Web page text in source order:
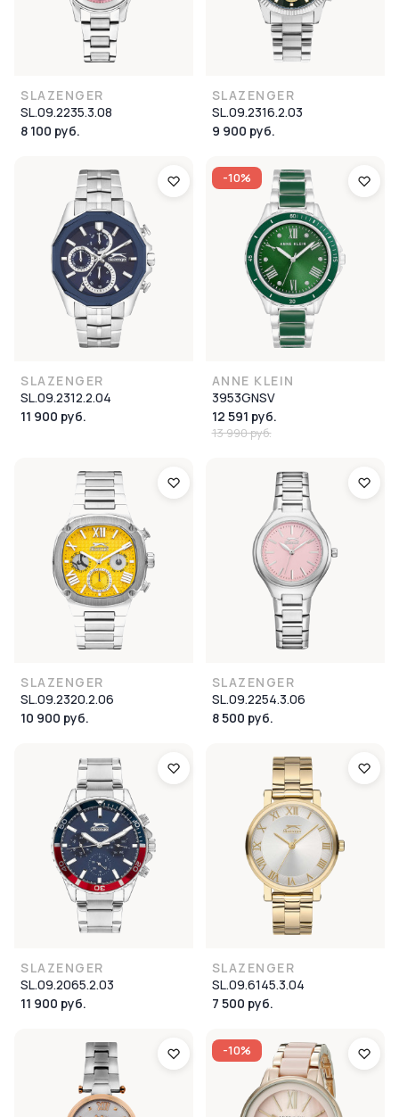
SLAZENGER
SL.09.2235.3.08
8 100 руб.
SLAZENGER
SL.09.2316.2.03
9 900 руб.
SLAZENGER
SL.09.2312.2.04
11 900 руб.
-10%
ANNE KLEIN
3953GNSV
12 591 руб.
13 990 руб.
SLAZENGER
SL.09.2320.2.06
10 900 руб.
SLAZENGER
SL.09.2254.3.06
8 500 руб.
SLAZENGER
SL.09.2065.2.03
11 900 руб.
SLAZENGER
SL.09.6145.3.04
7 500 руб.
-10%